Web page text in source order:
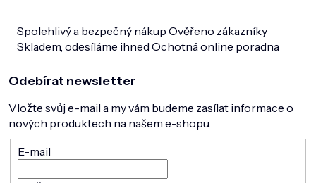
Spolehlivý a bezpečný nákup Ověřeno zákazníky
Skladem, odesíláme ihned Ochotná online poradna
Odebírat newsletter
Vložte svůj e-mail a my vám budeme zasílat informace o
nových produktech na našem e-shopu.
E-mail